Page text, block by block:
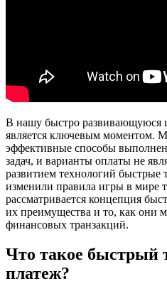
В нашу быстро развивающуюся
является ключевым моментом.
эффективные способы
задач, и варианты оплаты не
развитием технологий быстрые
изменили правила игры в мире
рассматривается концепция
их преимущества и то, как они
финансовых транзакций.
Что такое быстрый
платеж?